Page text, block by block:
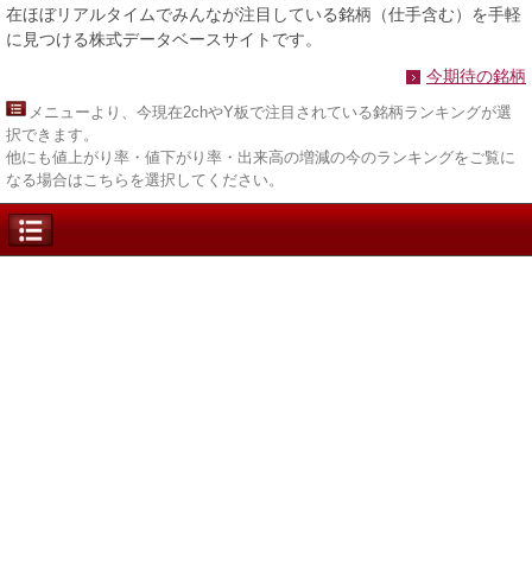
在ほぼリアルタイムでみんなが注目している銘柄（仕手含む）を手軽
に見つける株式データベースサイトです。
今期待の銘柄
メニューより、今現在2chやY板で注目されている銘柄ランキングが選
択できます。
他にも値上がり率・値下がり率・出来高の増減の今のランキングをご覧に
なる場合はこちらを選択してください。